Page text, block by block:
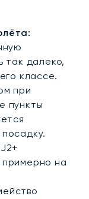
так далеко,
классе.
при
пункты
на